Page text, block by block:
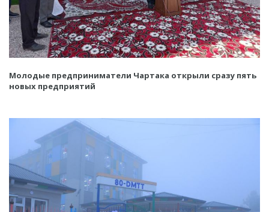
Молодые предприниматели Чартака открыли сразу пять
новых предприятий